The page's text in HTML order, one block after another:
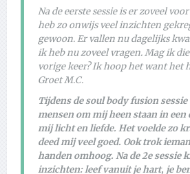
Na de eerste sessie is er zoveel
heb zo onwijs veel inzichten
gewoon. Er vallen nu dagelijks
ik heb nu zoveel vragen. Mag ik
vorige keer? Ik hoop het want het
Groet M.C.
Tijdens de soul body fusion
mensen om mij heen staan in een
mij licht en liefde. Het voelde zo
deed mij veel goed. Ook trok
handen omhoog. Na de 2e sessie
inzichten: leef vanuit je hart, je